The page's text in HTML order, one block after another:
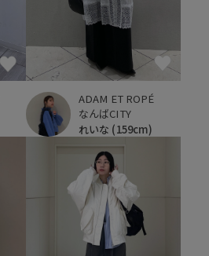
ADAM ET ROPÉ
なんばCITY
れいな (159cm)